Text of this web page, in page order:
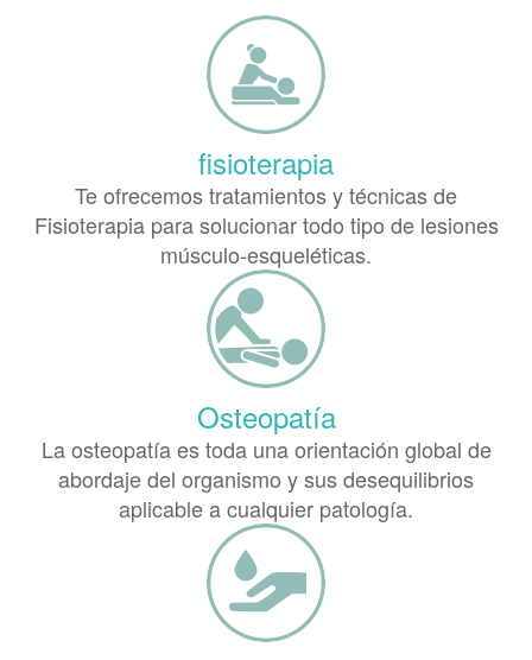
fisioterapia
Te ofrecemos tratamientos y técnicas de
Fisioterapia para solucionar todo tipo de lesiones
músculo-esqueléticas.
Osteopatía
La osteopatía es toda una orientación global de
abordaje del organismo y sus desequilibrios
aplicable a cualquier patología.